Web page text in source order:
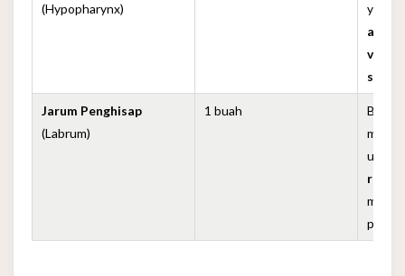
(Hypopharynx)
yang
Jarum Penghisap
(Labrum)
1 buah